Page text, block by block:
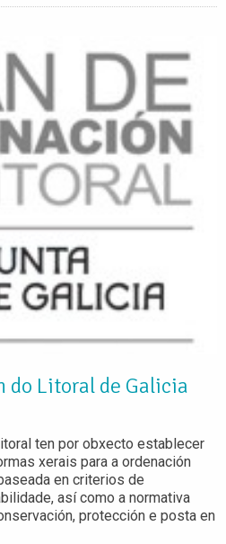
do Litoral de Galicia
ten por obxecto establecer
xerais para a ordenación
en criterios de
así como a normativa
protección e posta en